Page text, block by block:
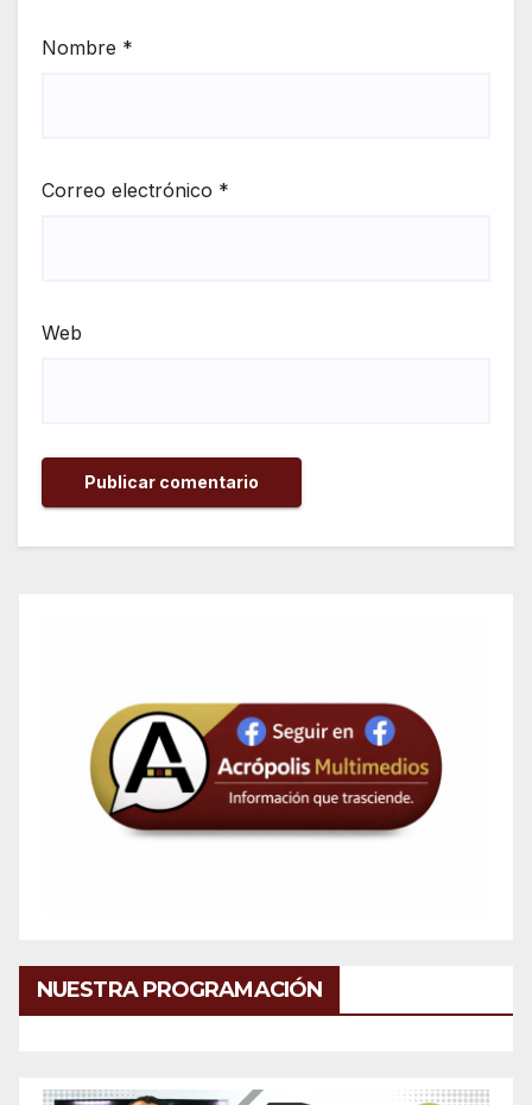
Nombre *
Correo electrónico *
Web
NUESTRA PROGRAMACIÓN